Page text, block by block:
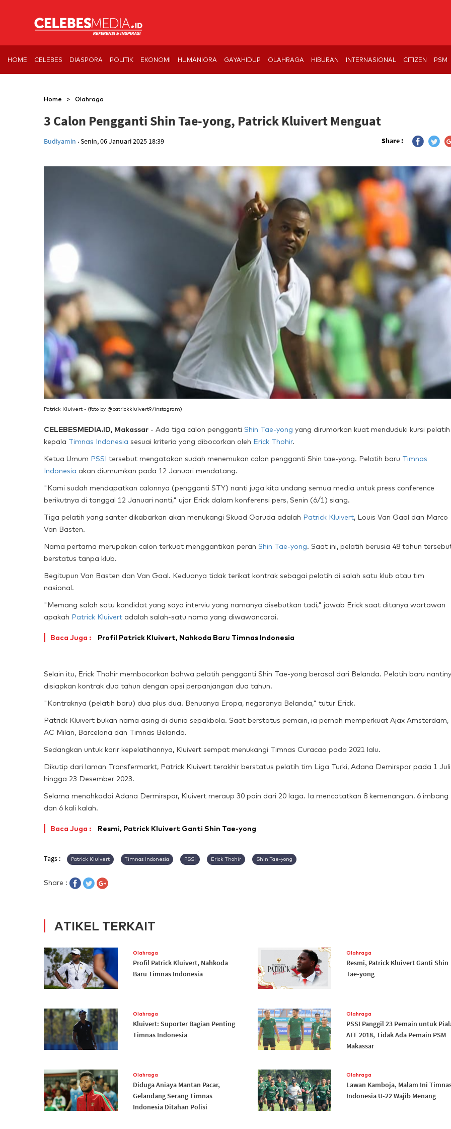
HOME CELEBES DIASPORA POLITIK EKONOMI HUMANIORA GAYAHIDUP OLAHRAGA HIBURAN INTERNASIONAL CITIZEN PSM
Home > Olahraga
3 Calon Pengganti Shin Tae-yong, Patrick Kluivert Menguat
Budiyamin .Senin, 06 Januari 2025 18:39 Share :
Patrick Kluivert - (foto by @patrickkluivert9/instagram)
CELEBESMEDIA.ID, Makassar - Ada tiga calon pengganti Shin Tae-yong yang dirumorkan kuat menduduki kursi pelatih
kepala Timnas Indonesia sesuai kriteria yang dibocorkan oleh Erick Thohir.
Ketua Umum PSSI tersebut mengatakan sudah menemukan calon pengganti Shin tae-yong. Pelatih baru Timnas
Indonesia akan diumumkan pada 12 Januari mendatang.
"Kami sudah mendapatkan calonnya (pengganti STY) nanti juga kita undang semua media untuk press conference
berikutnya di tanggal 12 Januari nanti," ujar Erick dalam konferensi pers, Senin (6/1) siang.
Tiga pelatih yang santer dikabarkan akan menukangi Skuad Garuda adalah Patrick Kluivert, Louis Van Gaal dan Marco
Van Basten.
Nama pertama merupakan calon terkuat menggantikan peran Shin Tae-yong. Saat ini, pelatih berusia 48 tahun
berstatus tanpa klub.
Begitupun Van Basten dan Van Gaal. Keduanya tidak terikat kontrak sebagai pelatih di salah satu klub atau tim
nasional.
"Memang salah satu kandidat yang saya interviu yang namanya disebutkan tadi," jawab Erick saat ditanya wartawan
apakah Patrick Kluivert adalah salah-satu nama yang diwawancarai.
Baca Juga : Profil Patrick Kluivert, Nahkoda Baru Timnas Indonesia
Selain itu, Erick Thohir membocorkan bahwa pelatih pengganti Shin Tae-yong berasal dari Belanda. Pelatih baru
disiapkan kontrak dua tahun dengan opsi perpanjangan dua tahun.
"Kontraknya (pelatih baru) dua plus dua. Benuanya Eropa, negaranya Belanda," tutur Erick.
Patrick Kluivert bukan nama asing di dunia sepakbola. Saat berstatus pemain, ia pernah memperkuat Ajax Amsterdam,
AC Milan, Barcelona dan Timnas Belanda.
Sedangkan untuk karir kepelatihannya, Kluivert sempat menukangi Timnas Curacao pada 2021 lalu.
Dikutip dari laman Transfermarkt, Patrick Kluivert terakhir berstatus pelatih tim Liga Turki, Adana Demirspor pada 1 Juli
hingga 23 Desember 2023.
Selama menahkodai Adana Dermirspor, Kluivert meraup 30 poin dari 20 laga. Ia mencatatkan 8 kemenangan, 6 imbang
dan 6 kali kalah.
Baca Juga : Resmi, Patrick Kluivert Ganti Shin Tae-yong
Tags : Patrick Kluivert Timnas Indonesia PSSI Erick Thohir Shin Tae-yong
Share :
ATIKEL TERKAIT
Olahraga
Profil Patrick Kluivert, Nahkoda
Baru Timnas Indonesia
Olahraga
Resmi, Patrick Kluivert Ganti Shin
Tae-yong
Olahraga
Kluivert: Suporter Bagian Penting
Timnas Indonesia
Olahraga
PSSI Panggil 23 Pemain untuk
AFF 2018, Tidak Ada Pemain PSM
Makassar
Olahraga
Diduga Aniaya Mantan Pacar,
Gelandang Serang Timnas
Indonesia Ditahan Polisi
Olahraga
Lawan Kamboja, Malam Ini
Indonesia U-22 Wajib Menang